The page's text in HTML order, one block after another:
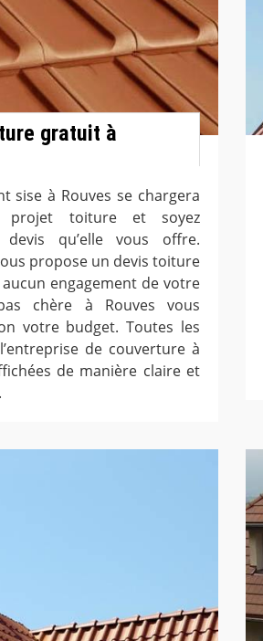
gratuit à
sise à Rouves se chargera
projet toiture et soyez
qu’elle vous offre.
propose un devis toiture
engagement de votre
chère à Rouves vous
votre budget. Toutes les
de couverture à
de manière claire et